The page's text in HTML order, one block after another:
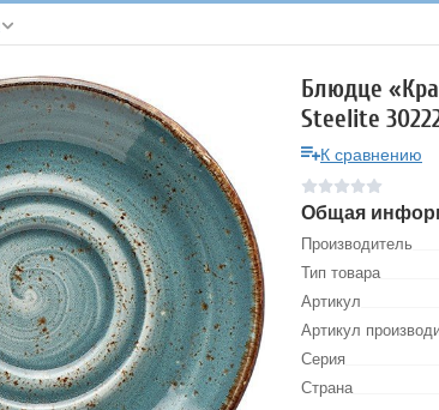
Блюдце
Steelite
К сравнению
Общая
Производитель
Тип товара
Артикул
Артикул
Серия
Страна